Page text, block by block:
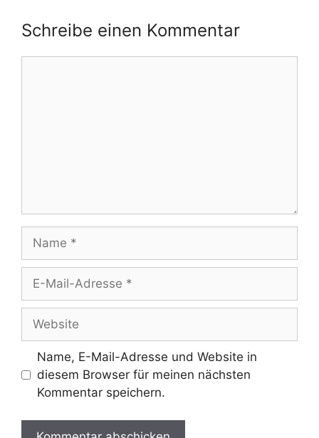
Schreibe einen Kommentar
Name
Adresse
Website
Name, E-Mail-Adresse und Website in
diesem Browser für meinen nächsten
Kommentar speichern.